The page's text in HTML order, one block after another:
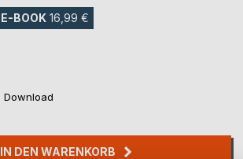
E-BOOK 16,99 €
IN DEN WARENKORB